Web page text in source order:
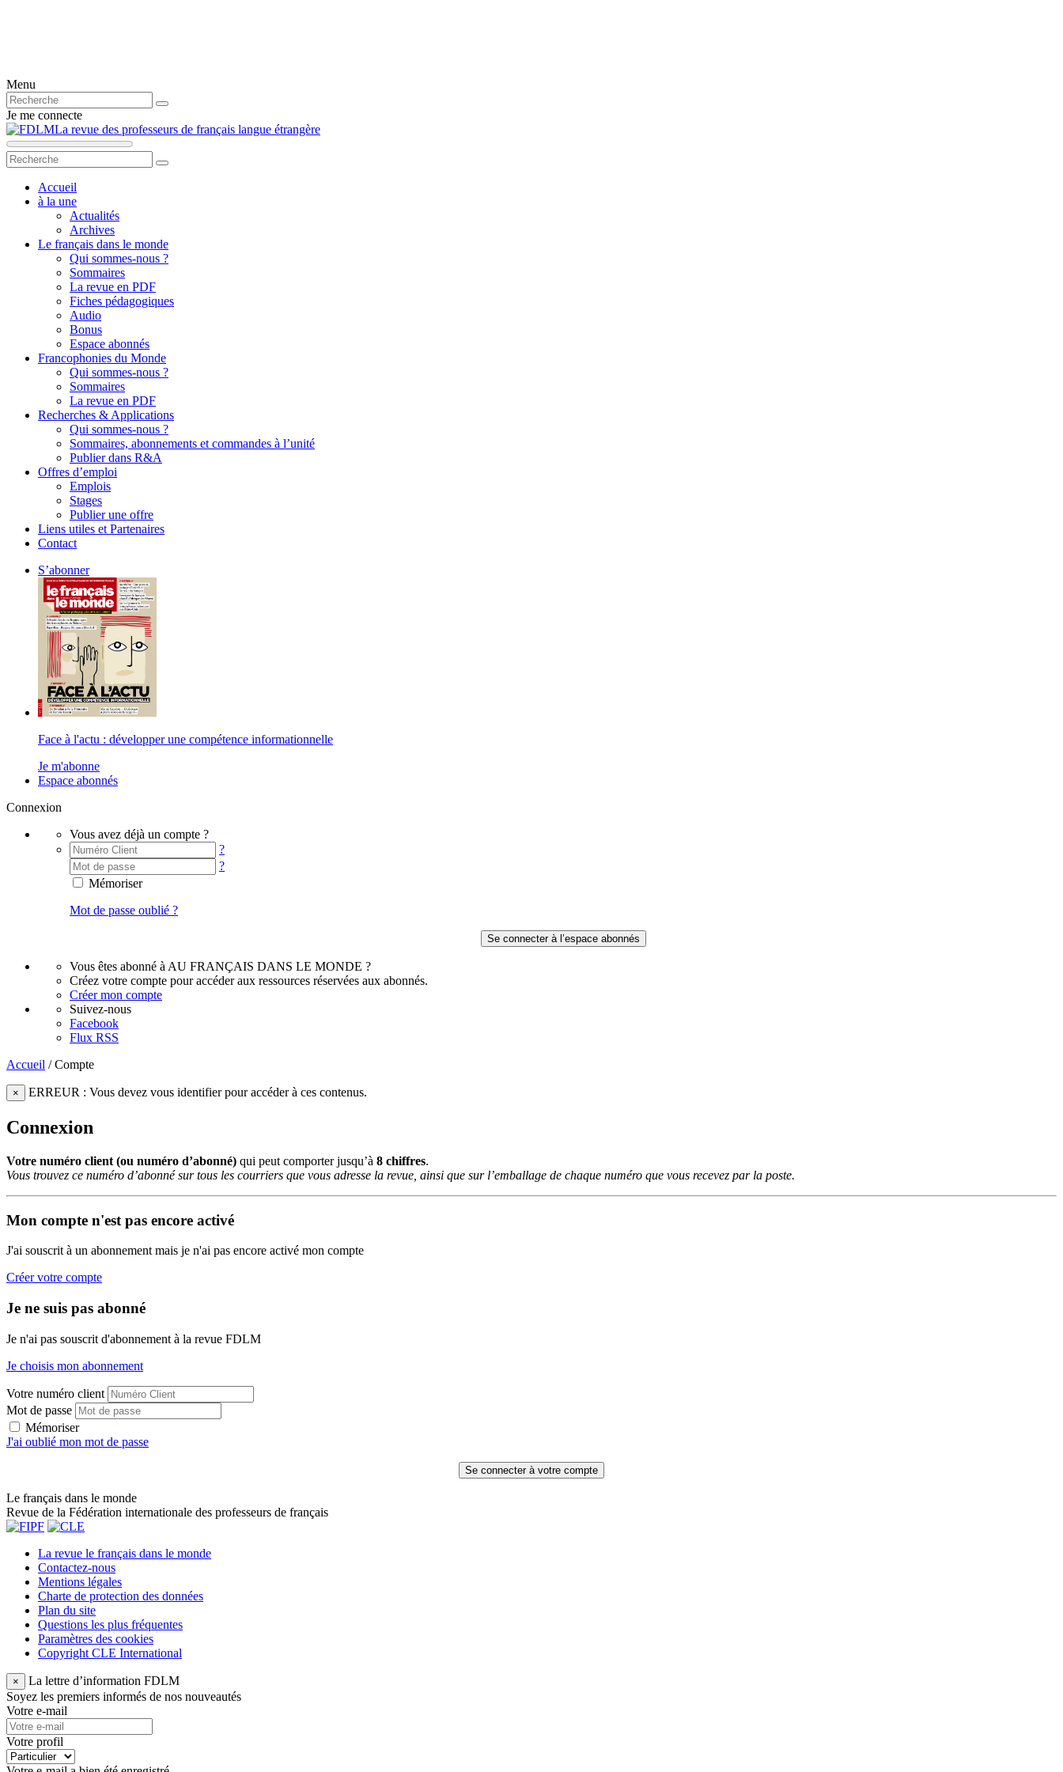
Menu
Je me connecte
La revue des professeurs de français langue étrangère
Accueil
à la une
Actualités
Archives
Le français dans le monde
Qui sommes-nous ?
Sommaires
La revue en PDF
Fiches pédagogiques
Audio
Bonus
Espace abonnés
Francophonies du Monde
Qui sommes-nous ?
Sommaires
La revue en PDF
Recherches & Applications
Qui sommes-nous ?
Sommaires, abonnements et commandes à l’unité
Publier dans R&A
Offres d’emploi
Emplois
Stages
Publier une offre
Liens utiles et Partenaires
Contact
S’abonner
Face à l'actu : développer une compétence informationnelle
Je m'abonne
Espace abonnés
Connexion
Vous avez déjà un compte ?
?
?
Mémoriser
Mot de passe oublié ?
Vous êtes abonné à AU FRANÇAIS DANS LE MONDE ?
Créez votre compte pour accéder aux ressources réservées aux abonnés.
Créer mon compte
Suivez-nous
Facebook
Flux RSS
Accueil /Compte
× ERREUR : Vous devez vous identifier pour accéder à ces contenus.
Connexion
Votre numéro client (ou numéro d’abonné) qui peut comporter jusqu’à 8 chiffres.
Vous trouvez ce numéro d’abonné sur tous les courriers que vous adresse la revue, ainsi que sur l’emballage de chaque numéro que vous recevez par la poste.
Mon compte n'est pas encore activé
J'ai souscrit à un abonnement mais je n'ai pas encore activé mon compte
Créer votre compte
Je ne suis pas abonné
Je n'ai pas souscrit d'abonnement à la revue FDLM
Je choisis mon abonnement
Votre numéro client
Mot de passe
Mémoriser
J'ai oublié mon mot de passe
Le français dans le monde
Revue de la Fédération internationale des professeurs de français
La revue le français dans le monde
Contactez-nous
Mentions légales
Charte de protection des données
Plan du site
Questions les plus fréquentes
Paramètres des cookies
Copyright CLE International
×
La lettre d’information FDLM
Soyez les premiers informés de nos nouveautés
Votre e-mail
Votre profil